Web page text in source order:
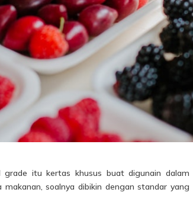
grade itu kertas khusus buat digunain dalam
soalnya dibikin dengan standar yang